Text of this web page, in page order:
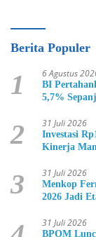
Berita Populer
1 6 Agustus
BI
5,7%
2 31 Juli 2026
Investasi
Kinerja
3 31 Juli 2026
Menkop
2026 Jadi
31 Juli 2026
BPOM